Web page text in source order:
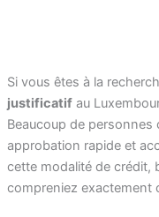
Si vous êtes à la
justificatifau
Beaucoup de
approbation rapide et
cette modalité de crédit,
compreniez exactement